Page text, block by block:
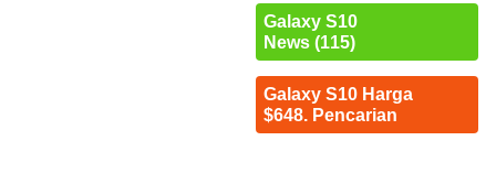
Galaxy S10
News (115)
Galaxy S10 Harga
$648. Pencarian